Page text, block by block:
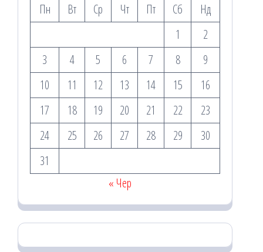
Пн
Вт Ср Чт Пт Сб
Нд
1
2
3
4 5 6 7 8
9
10
11 12 13 14 15
16
17
18 19 20 21 22
23
24
25 26 27 28 29
30
31
« Чер